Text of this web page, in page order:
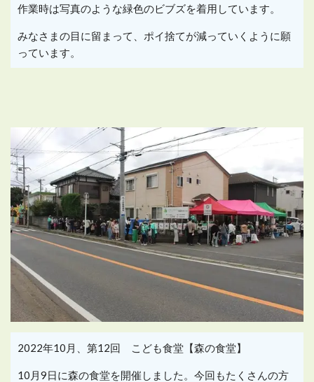
作業時は写真のような緑色のビブズを着用しています。
みなさまの目に留まって、ポイ捨てが減っていくように願
っています。
2022年10月、第12回 こども食堂【森の食堂】
10月9日に森の食堂を開催しました。今回もたくさんの方